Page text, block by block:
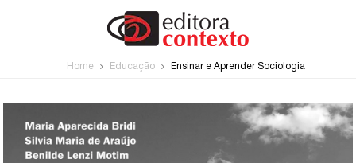
Home Educação Ensinar e Aprender Sociologia